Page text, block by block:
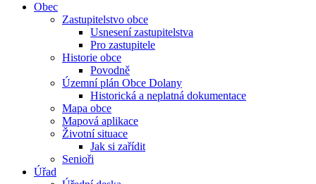
Obec
Zastupitelstvo obce
Usnesení zastupitelstva
Pro zastupitele
Historie obce
Povodně
Územní plán Obce Dolany
Historická a neplatná dokumentace
Mapa obce
Mapová aplikace
Životní situace
Jak si zařídit
Senioři
Úřad